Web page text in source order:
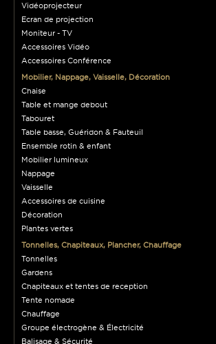
Vidéoprojecteur
Ecran de projection
Moniteur - TV
Accessoires Vidéo
Accessoires Conférence
Mobilier, Nappage, Vaisselle, Décoration
Chaise
Table et mange debout
Tabouret
Table basse, Guéridon & Fauteuil
Ensemble rotin & enfant
Mobilier lumineux
Nappage
Vaisselle
Accessoires de cuisine
Décoration
Plantes vertes
Tonnelles, Chapiteaux, Plancher, Chauffage
Tonnelles
Gardens
Chapiteaux et tentes de reception
Tente nomade
Chauffage
Groupe électrogène & Électricité
Balisage & Sécurité